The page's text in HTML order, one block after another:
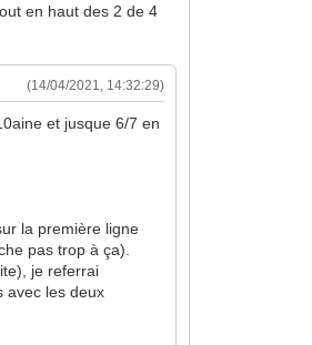
en haut des 2 de 4
(14/04/2021, 14:32:29)
et jusque 6/7 en
la première ligne
pas trop à ça).
je referrai
avec les deux